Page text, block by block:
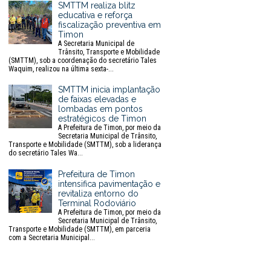
SMTTM realiza blitz
educativa e reforça
fiscalização preventiva em
Timon
A Secretaria Municipal de
Trânsito, Transporte e Mobilidade
(SMTTM), sob a coordenação do secretário Tales
Waquim, realizou na última sexta-...
SMTTM inicia implantação
de faixas elevadas e
lombadas em pontos
estratégicos de Timon
A Prefeitura de Timon, por meio da
Secretaria Municipal de Trânsito,
Transporte e Mobilidade (SMTTM), sob a liderança
do secretário Tales Wa...
Prefeitura de Timon
intensifica pavimentação e
revitaliza entorno do
Terminal Rodoviário
A Prefeitura de Timon, por meio da
Secretaria Municipal de Trânsito,
Transporte e Mobilidade (SMTTM), em parceria
com a Secretaria Municipal...